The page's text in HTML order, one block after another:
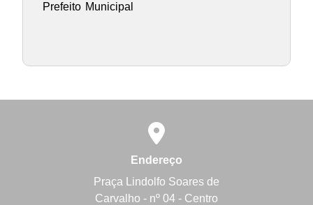
Prefeito Municipal
Endereço
Praça Lindolfo Soares de
Carvalho - nº 04 - Centro